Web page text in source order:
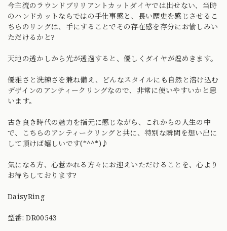
今主流のラウンドブリリアントカットダイヤでは出せない、当時
のハンドカットならではの手仕事感と、長い歴史を感じさせるこ
ちらのリングは、手にすることでその存在感を存分にお愉しみい
ただけるかと?
天地の透かしから光が透過すると、優しくダイヤが煌めきます。
優雅さと洗練さを兼ね備え、どんなスタイルにも自然と溶け込む
デザインのアンティークリングなので、非常に使いやすいかと思
います。
古き良き時代の魅力を指元に感じながら、これからの人生の中
で、こちらのアンティークリングと共に、特別な瞬間を想い出に
して頂けば嬉しいです(*^^*)♪
気になる方、心惹かれる方々にお迎えいただけることを、心より
お待ちしております?
DaisyRing
型番: DR00543